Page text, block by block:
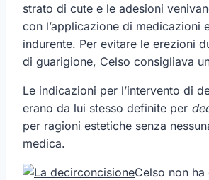
strato di cute e le adesioni
con l’applicazione di medicazioni
indurente. Per evitare le erezioni
di guarigione, Celso consigliava
Le indicazioni per l’intervento di
erano da lui stesso definite per
per ragioni estetiche senza
medica.
Celso non